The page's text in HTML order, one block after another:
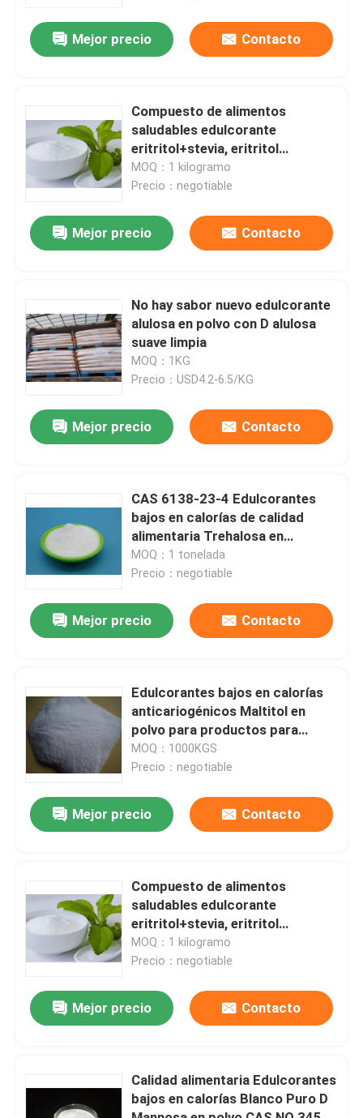
Productos
Sobre nosotros
Viaje de la fábrica
Éntrenos en contacto con
Pida una cita
Edulcorantes bajos en calorías
Dextrina resistente
Mejor precio Contacto
Compuesto de alimentos
saludables edulcorante
eritritol+stevia, eritritol
+sucralosa, momordica
glucósidos
MOQ：1 kilogramo
Precio：negotiable
Mejor precio Contacto
No hay sabor nuevo edulcorante
alulosa en polvo con D alulosa
suave limpia
MOQ：1KG
Precio：USD4.2-6.5/KG
Mejor precio Contacto
CAS 6138-23-4 Edulcorantes
bajos en calorías de calidad
alimentaria Trehalosa en
alimentos
MOQ：1 tonelada
Precio：negotiable
Mejor precio Contacto
Edulcorantes bajos en calorías
anticariogénicos Maltitol en
polvo para productos para
pacientes diabéticos
MOQ：1000KGS
Precio：negotiable
Mejor precio Contacto
Compuesto de alimentos
saludables edulcorante
eritritol+stevia, eritritol
+sucralosa, momordica
glucósidos
MOQ：1 kilogramo
Precio：negotiable
Mejor precio Contacto
Calidad alimentaria Edulcorantes
bajos en calorías Blanco Puro D